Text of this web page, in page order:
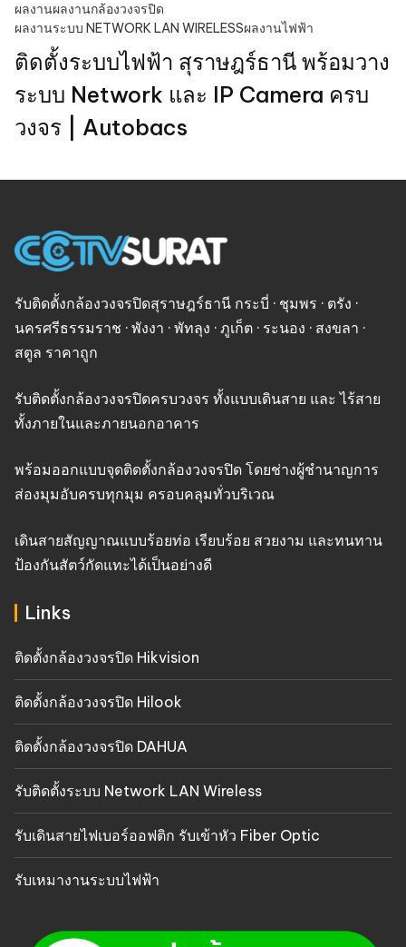
ผลงานผลงานกล้องวงจรปิด
ผลงานระบบ NETWORK LAN WIRELESSผลงานไฟฟ้า
ติดตั้งระบบไฟฟ้า สุราษฎร์ธานี พร้อมวาง
ระบบ Network และ IP Camera ครบ
วงจร | Autobacs
รับติดตั้งกล้องวงจรปิดสุราษฎร์ธานี กระบี่ · ชุมพร · ตรัง ·
นครศรีธรรมราช · พังงา · พัทลุง · ภูเก็ต · ระนอง · สงขลา ·
สตูล ราคาถูก
รับติดตั้งกล้องวงจรปิดครบวงจร ทั้งแบบเดินสาย และ ไร้สาย
ทั้งภายในและภายนอกอาคาร
พร้อมออกแบบจุดติดตั้งกล้องวงจรปิด โดยช่างผู้ชำนาญการ
ส่องมุมอับครบทุกมุม ครอบคลุมทั่วบริเวณ
เดินสายสัญญาณแบบร้อยท่อ เรียบร้อย สวยงาม และทนทาน
ป้องกันสัตว์กัดแทะได้เป็นอย่างดี
Links
ติดตั้งกล้องวงจรปิด Hikvision
ติดตั้งกล้องวงจรปิด Hilook
ติดตั้งกล้องวงจรปิด DAHUA
รับติดตั้งระบบ Network LAN Wireless
รับเดินสายไฟเบอร์ออฟติก รับเข้าหัว Fiber Optic
รับเหมางานระบบไฟฟ้า